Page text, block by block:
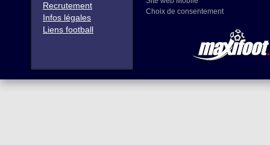
Recrutement
Infos légales
Liens football
Choix de consentement